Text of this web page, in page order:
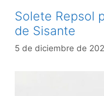
Solete Repsol
de Sisante
5 de diciembre de